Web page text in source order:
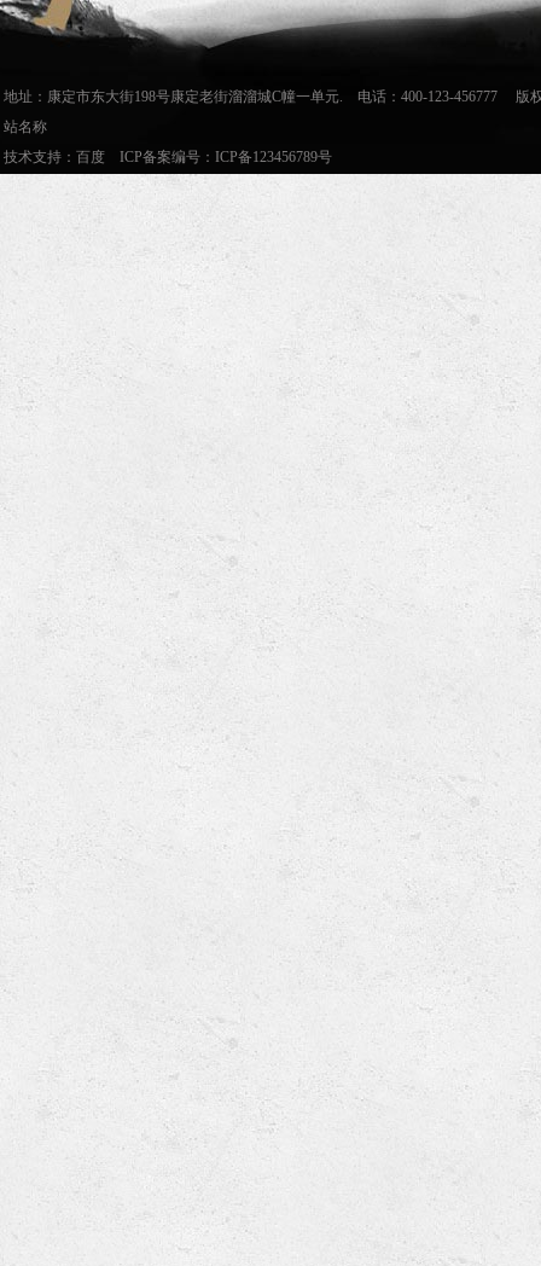
地址：康定市东大街198号康定老街溜溜城C幢一单元. 电话：400-123-456777 版
站名称
技术支持： 百度 ICP备案编号： ICP备123456789号